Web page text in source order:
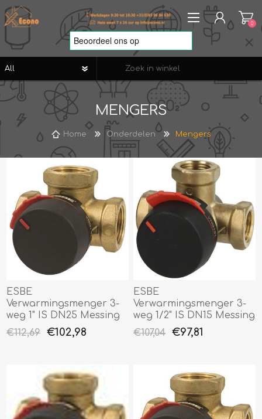
REGISTREREN
AANMELDEN
VERLANGLIJST
0
0
MENGERS
Home Onderdelen Mengers
ESBE
Verwarmingsmenger 3-
weg 1" IS DN25 Messing
€112,69
€102,98
ESBE
Verwarmingsmenger 3-
weg 1/2" IS DN15 Messing
€107,04
€97,81